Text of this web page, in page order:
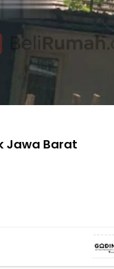
Jawa Barat